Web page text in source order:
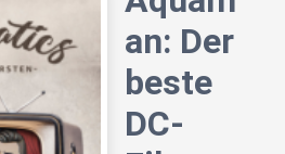
an: Der
beste
DC-